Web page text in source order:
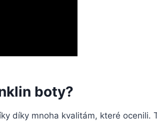
boty?
díky⁤ mnoha⁣ kvalitám, které